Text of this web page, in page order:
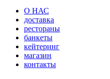
О НАС
доставка
рестораны
банкеты
кейтеринг
магазин
контакты